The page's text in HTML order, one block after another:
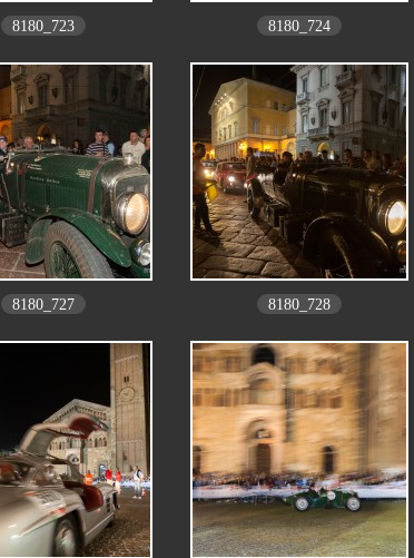
8180_723 8180_724
8180_727 8180_728